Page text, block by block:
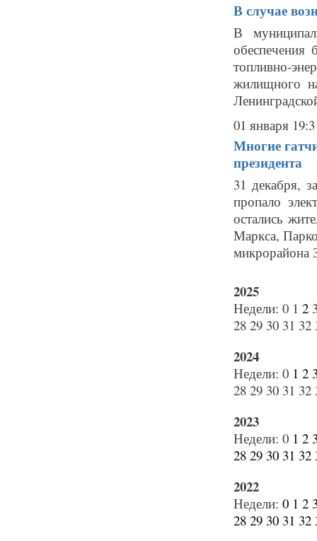
В случае
В
обеспечения
топливно-
жилищного
01 января
Многие
президента
31 декабря,
пропало
остались
Маркса,
микрорайона
2025
Недели: 0 1 2
28 29 30 31 32
2024
Недели: 0 1 2
28 29 30 31 32
2023
Недели: 0 1 2
28 29 30 31 32
2022
Недели: 0 1 2
28 29 30 31 32